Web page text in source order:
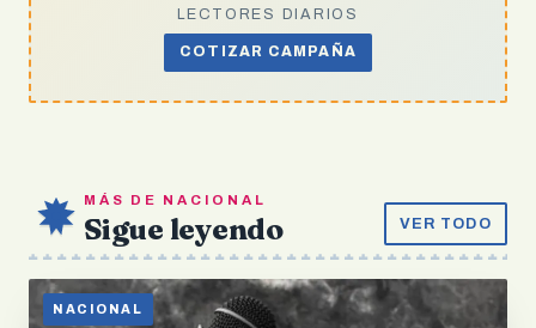
LECTORES DIARIOS
COTIZAR CAMPAÑA
MÁS DE NACIONAL
Sigue leyendo VER TODO
NACIONAL